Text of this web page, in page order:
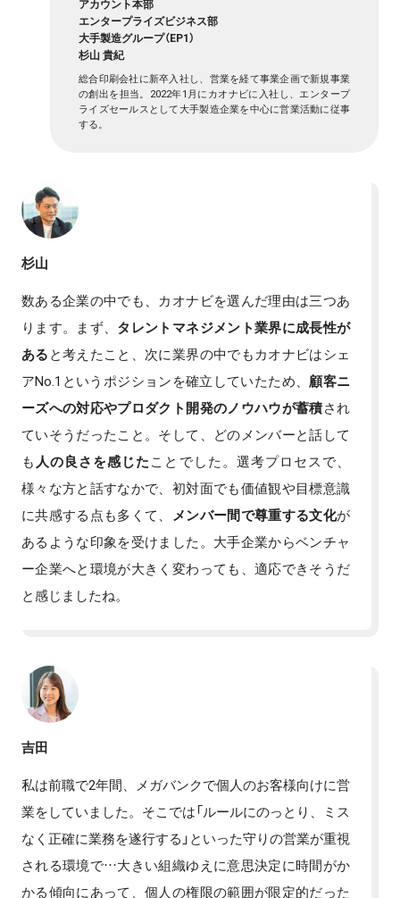
アカウント本部
エンタープライズビジネス部
大手製造グループ（EP1）
杉山 貴紀
総合印刷会社に新卒入社し、営業を経て事業企画で新規事業
の創出を担当。2022年1月にカオナビに入社し、エンタープ
ライズセールスとして大手製造企業を中心に営業活動に従事
する。
杉山
数ある企業の中でも、カオナビを選んだ理由は三つあ
ります。まず、 タレントマネジメント業界に成長性が
あると考えたこと、次に業界の中でもカオナビはシェ
アNo.1というポジションを確立していたため、顧客ニ
ーズへの対応やプロダクト開発のノウハウが蓄積され
ていそうだったこと。そして、どのメンバーと話して
も 人の良さを感じたことでした。選考プロセスで、
様々な方と話すなかで、初対面でも価値観や目標意識
に共感する点も多くて、 メンバー間で尊重する文化が
あるような印象を受けました。大手企業からベンチャ
ー企業へと環境が大きく変わっても、適応できそうだ
と感じましたね。
吉田
私は前職で2年間、メガバンクで個人のお客様向けに営
業をしていました。そこでは「ルールにのっとり、ミス
なく正確に業務を遂行する」といった守りの営業が重視
される環境で…大きい組織ゆえに意思決定に時間がか
かる傾向にあって、個人の権限の範囲が限定的だった